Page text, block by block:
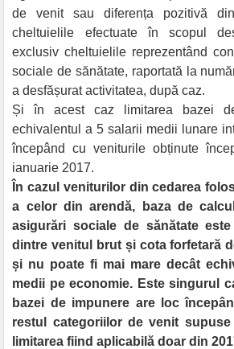
de venit sau diferența pozitivă
cheltuielile efectuate în scopul
exclusiv cheltuielile reprezentând
sociale de sănătate, raportată la
a desfășurat activitatea, după caz.
Și în acest caz limitarea bazei
echivalentul a 5 salarii medii lunare
începând cu veniturile obținute
ianuarie 2017.
În cazul veniturilor din cedarea
a celor din arendă, baza de
asigurări sociale de sănătate
dintre venitul brut și cota forfetară
și nu poate fi mai mare decât
medii pe economie. Este singurul
bazei de impunere are loc
restul categoriilor de venit
limitarea fiind aplicabilă doar din